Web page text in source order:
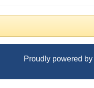
Proudly powered by